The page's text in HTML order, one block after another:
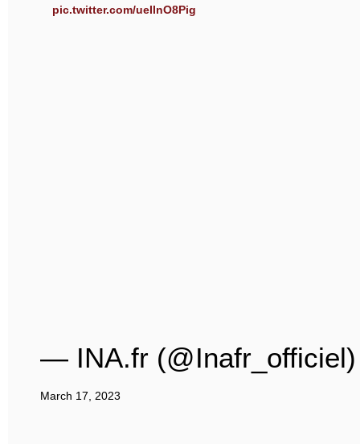
pic.twitter.com/ueIInO8Pig
— INA.fr (@Inafr_officiel)
March 17, 2023